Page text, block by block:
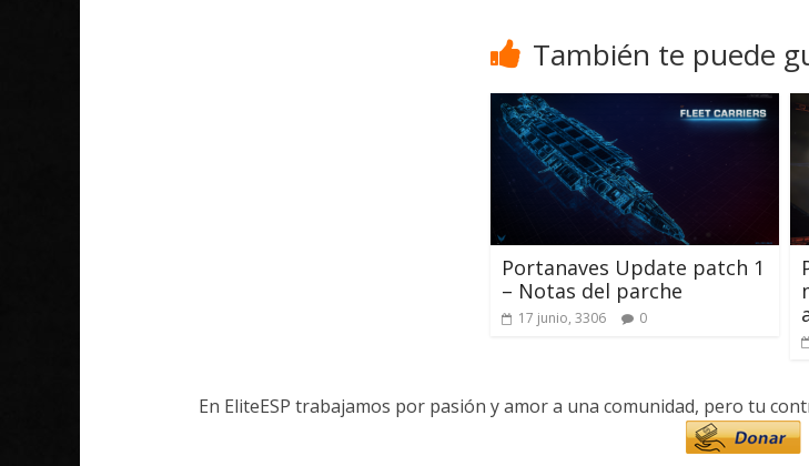
También te puede
Portanaves Update patch 1
– Notas del parche
17 junio, 3306 0
En EliteESP trabajamos por pasión y amor a una comunidad, pero tu